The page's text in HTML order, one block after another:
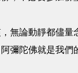
論動靜都儘量
阿彌陀佛就是我